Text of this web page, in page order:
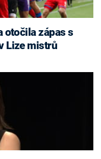
otočila zápas s
Lize mistrů